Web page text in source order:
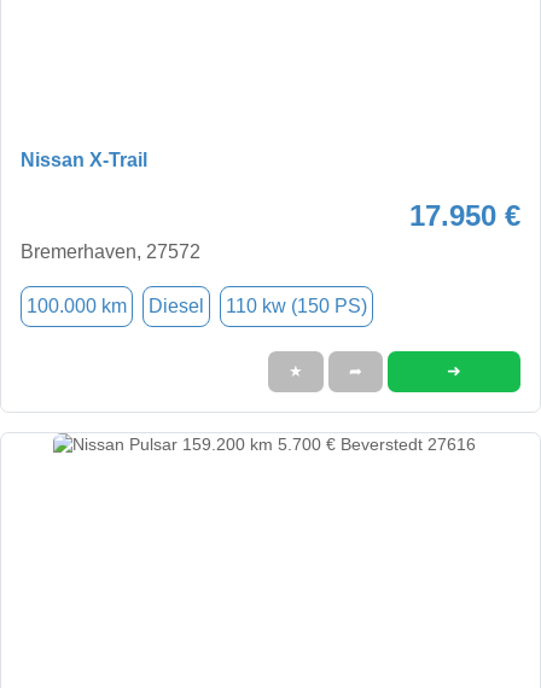
Nissan X-Trail
17.950 €
Bremerhaven, 27572
100.000 km Diesel 110 kw (150 PS)
★ ➦ ➜